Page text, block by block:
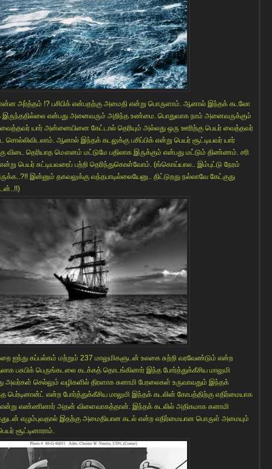
என்ன அர்த்தம் !? பசிபிக் என்பதற்கு அமைதி என்று பொருளாம். ஆனால் இந்தக் கடலோ
இருந்ததில்லை என்பது அனைவரும் அறிந்த உண்மை. பொதுவாக நாம் அனைவருக்கும்
வைத்தவர் யார் அன்னையினை கேட்டால் தெரியும் அல்லது ஒரு ஊரிற்கு பெயர் வைத்தவர்
சொல்லிவிடலாம். ஆனால் இந்தக் கடலுக்கு பசிப்பிக் என்று பெயர் சூட்டியவர் யார்
விடை தெரியாத மௌனம் மட்டுமே பதிலாக இருக்கும் என்பது மட்டும் திண்ணம். சரி
என்று பெயர் சுட்டியவரைப் பற்றி தெரிந்துகொள்வோம். (ங்கொய்யால.. இம்புட்டு நேரம்
இன்னும் தகவலுக்கு வந்தபாடில்லையேனு.. திட்டுறது நல்லாவே கேட்குது
ஐந்து கப்பல்கம் மற்றும் 237 மாலுமிகளுடன் உலகை சுற்றி வரவேண்டும் என்ற
பசுபிக் பெருங்கடலை கடக்கத் தொடங்கினார் இந்த போர்த்துக்கீசிய மாலுமி
அவர்கள் செல்லும் வழிகளில் திரளாக சுனாமி பேரலைகள் உருவாவதும் இந்தக்
பெர்டினான்ட் என்ற போர்த்துக்கீசிய மாலுமி இந்தக் கடலின் கோபத்திற்கு எதிர்மையாக
எண்ணினார் அதன் விளைவாகத்தான். இந்தக் கடலில் அதிகமாக சுனாமி
எழும்புவதால் இதற்கு அமைதியான கடல் என்ற எதிர்மையான பொருள் அமையும்
சூட்டினாராம்.